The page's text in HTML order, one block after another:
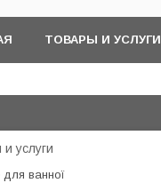
ТОВАРЫ И УСЛУГИ
услуги
для ванної